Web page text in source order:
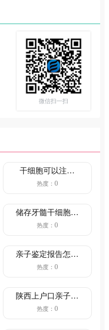
微信扫一扫
干细胞可以注射
吗？（注射干细胞
热度： 0
储存牙髓干细胞哪
家好？干细胞储存
热度： 0
亲子鉴定报告怎么
看？（看完就明白
热度： 0
陕西上户口亲子鉴
定流程（陕西上户
热度： 0